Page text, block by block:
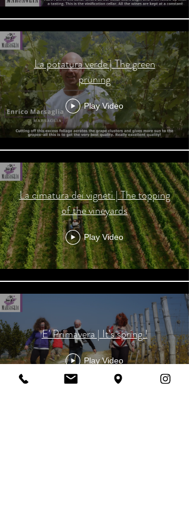
La potatura verde | The green
pruning
Play Video
La cimatura dei vigneti | The topping
of the vineyards
Play Video
E' Primavera | It's spring !
Play Video